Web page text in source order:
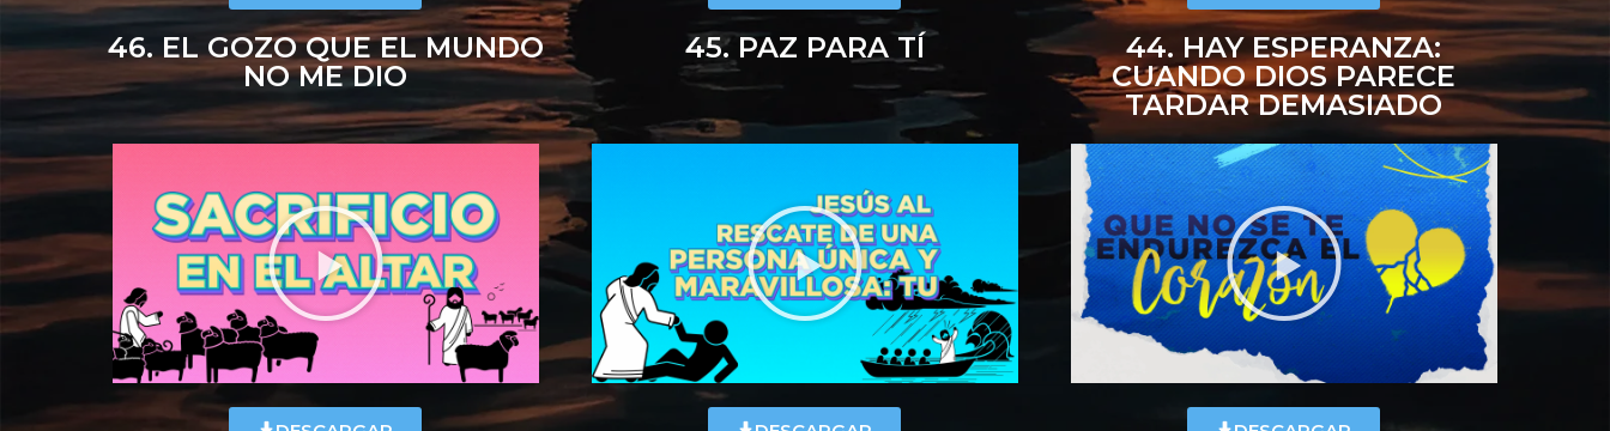
46. EL GOZO QUE EL MUNDO
NO ME DIO
45. PAZ PARA TÍ
44. HAY ESPERANZA:
CUANDO DIOS PARECE
TARDAR DEMASIADO